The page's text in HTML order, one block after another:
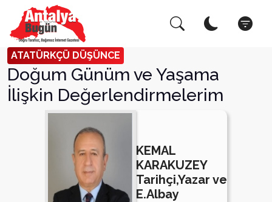
ATATÜRKÇÜ DÜŞÜNCE
Doğum Günüm ve Yaşama
İlişkin Değerlendirmelerim
KEMAL
KARAKUZEY
Tarihçi,Yazar ve
E.Albay
Arama Yap! Kapat